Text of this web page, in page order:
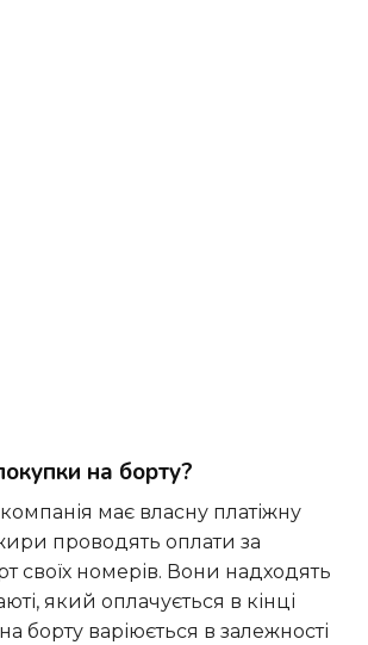
на борту?
проводять оплати за
своїх номерів. Вони надходять
який оплачується в кінці
борту варіюється в залежності